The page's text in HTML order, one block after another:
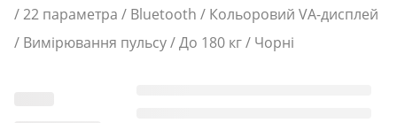
/ 22 параметра / Bluetooth / Кольоровий VA-дисплей
/ Вимірювання пульсу / До 180 кг / Чорні